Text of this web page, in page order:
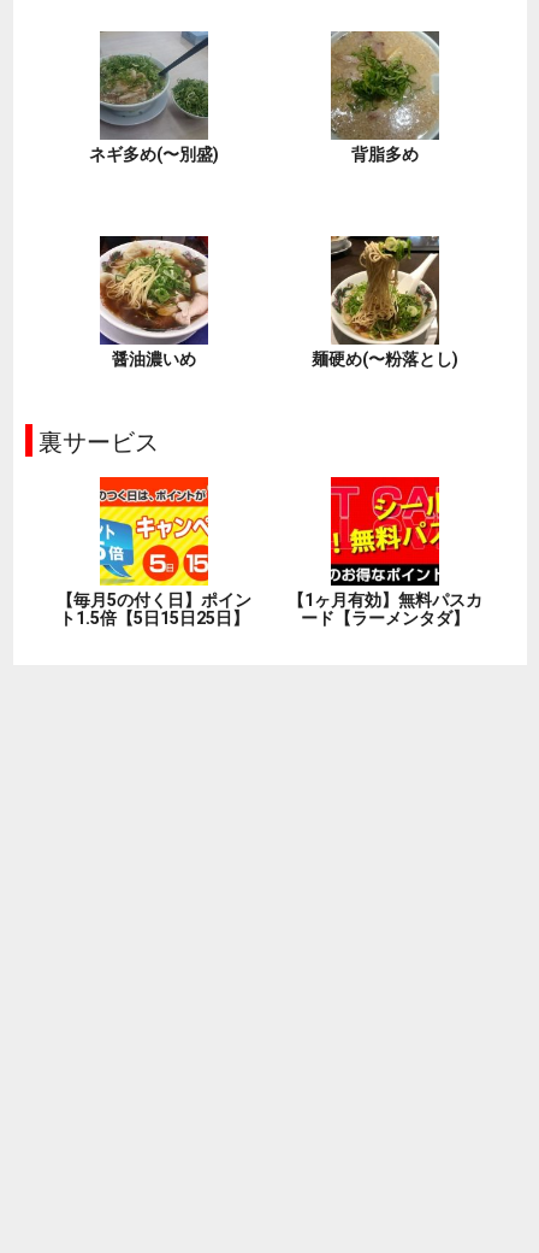
ネギ多め(〜別盛) 背脂多め
醤油濃いめ 麺硬め(〜粉落とし)
裏サービス
【毎月5の付く日】ポイン
ト1.5倍【5日15日25日】
【1ヶ月有効】無料パスカ
ード【ラーメンタダ】